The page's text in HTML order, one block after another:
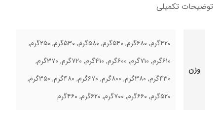
توضیحات تکمیلی
وزن
۴۲۰گرم, ۶۸۰گرم, ۵۴۰گرم, ۵۸۰گرم, ۵۳۰گرم, ۲۵۰گرم,
۶۱۰گرم, ۷۱۰گرم, ۶۰۰گرم, ۴۱۰گرم, ۷۲۰گرم, ۳۷۰گرم,
۴۳۰گرم, ۳۸۰گرم, ۸۰۰گرم, ۶۷۰گرم, ۴۸۰گرم, ۳۵۰گرم,
۵۲۰گرم, ۶۶۰گرم, ۷۰۰گرم, ۶۲۰گرم, ۴۶۰گرم